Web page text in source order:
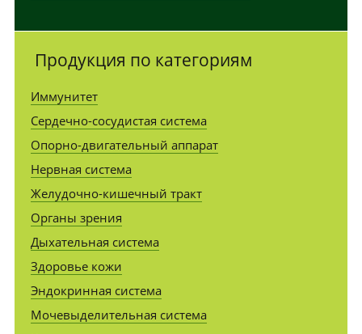
Продукция по категориям
Иммунитет
Сердечно-сосудистая система
Опорно-двигательный аппарат
Нервная система
Желудочно-кишечный тракт
Органы зрения
Дыхательная система
Здоровье кожи
Эндокринная система
Мочевыделительная система